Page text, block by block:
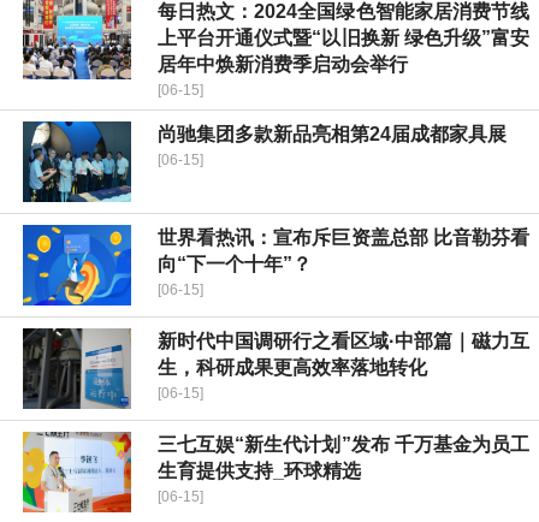
每日热文：2024全国绿色智能家居消费节线
上平台开通仪式暨“以旧换新 绿色升级”富安
居年中焕新消费季启动会举行
[06-15]
尚驰集团多款新品亮相第24届成都家具展
[06-15]
世界看热讯：宣布斥巨资盖总部 比音勒芬看
向“下一个十年”？
[06-15]
新时代中国调研行之看区域·中部篇｜磁力互
生，科研成果更高效率落地转化
[06-15]
三七互娱“新生代计划”发布 千万基金为员工
生育提供支持_环球精选
[06-15]